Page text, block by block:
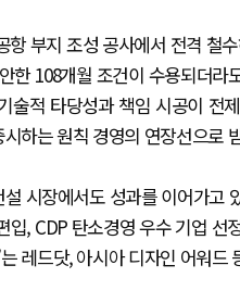
부지 조성 공사에서 전격 철
한 108개월 조건이 수용되더
술적 타당성과 책임 시공이 전
하는 원칙 경영의 연장선으로
시장에서도 성과를 이어가고
입, CDP 탄소경영 우수 기업
레드닷, 아시아 디자인 어워